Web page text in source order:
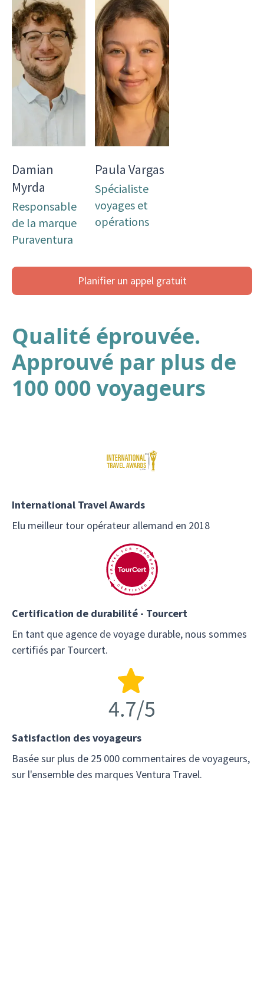
Damian
Myrda
Responsable
de la marque
Puraventura
Paula Vargas
Spécialiste
voyages et
opérations
Planifier un appel gratuit
Qualité éprouvée.
Approuvé par plus de
100 000 voyageurs
International Travel Awards
Elu meilleur tour opérateur allemand en 2018
Certification de durabilité - Tourcert
En tant que agence de voyage durable, nous sommes
certifiés par Tourcert.
Satisfaction des voyageurs
Basée sur plus de 25 000 commentaires de voyageurs,
sur l'ensemble des marques Ventura Travel.